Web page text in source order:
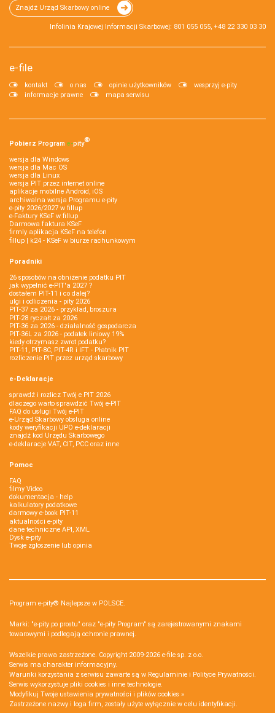
Znajdź Urząd Skarbowy online
Infolinia Krajowej Informacji Skarbowej: 801 055 055, +48 22 330 03 30
e-file
kontakt o nas opinie użytkowników
wesprzyj e-pity
informacje prawne
mapa serwisu
Pobierz Program e‑pity®
wersja dla Windows
wersja dla Mac OS
wersja dla Linux
wersja PIT przez internet online
aplikacje mobilne Android, iOS
archiwalna wersja Programu e-pity
e-pity 2026/2027 w fillup
e‑Faktury KSeF w fillup
Darmowa faktura KSeF
firmly aplikacja KSeF na telefon
fillup | k24 - KSeF w biurze rachunkowym
Poradniki
26 sposobów na obniżenie podatku PIT
jak wypełnić e-PIT'a 2027 ?
dostałem PIT-11 i co dalej?
ulgi i odliczenia - pity 2026
PIT-37 za 2026 - przykład, broszura
PIT-28 ryczałt za 2026
PIT-36 za 2026 - działalność gospodarcza
PIT-36L za 2026 - podatek liniowy 19%
kiedy otrzymasz zwrot podatku?
PIT-11, PIT-8C, PIT-4R i IFT - Płatnik PIT
rozliczenie PIT przez urząd skarbowy
e-Deklaracje
sprawdź i rozlicz Twój e PIT 2026
dlaczego warto sprawdzić Twój e-PIT
FAQ do usługi Twój e-PIT
e-Urząd Skarbowy obsługa online
kody weryfikacji UPO e-deklaracji
znajdź kod Urzędu Skarbowego
e-deklaracje VAT, CIT, PCC oraz inne
Pomoc
FAQ
filmy Video
dokumentacja - help
kalkulatory podatkowe
darmowy e-book PIT-11
aktualności e-pity
dane techniczne API, XML
Dysk e-pity
Twoje zgłoszenie lub opinia
Program e-pity® Najlepsze w POLSCE.
Marki: "e-pity po prostu" oraz "e-pity Program" są zarejestrowanymi znakami
towarowymi i podlegają ochronie prawnej.
Wszelkie prawa zastrzeżone. Copyright 2009-2026 e-file sp. z o.o.
Serwis ma charakter informacyjny.
Warunki korzystania z serwisu zawarte są w Regulaminie i Polityce Prywatności.
Serwis wykorzystuje pliki cookies i inne technologie.
Modyfikuj Twoje ustawienia prywatności i plików cookies »
Zastrzeżone nazwy i loga firm, zostały użyte wyłącznie w celu identyfikacji.